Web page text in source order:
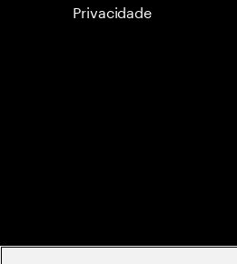
Privacidade